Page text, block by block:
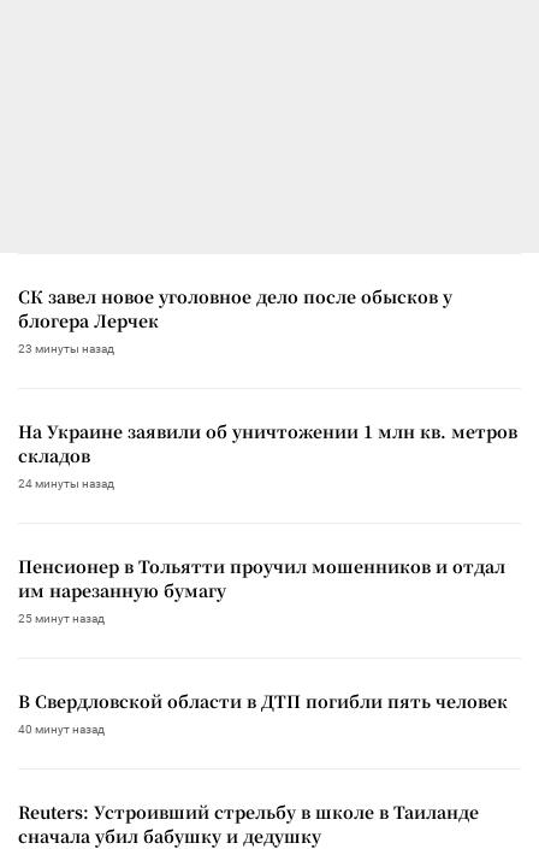
СК завел новое уголовное дело после обысков у
блогера Лерчек
23 минуты назад
На Украине заявили об уничтожении 1 млн кв. метров
складов
24 минуты назад
Пенсионер в Тольятти проучил мошенников и отдал
им нарезанную бумагу
25 минут назад
В Свердловской области в ДТП погибли пять человек
40 минут назад
Reuters: Устроивший стрельбу в школе в Таиланде
сначала убил бабушку и дедушку